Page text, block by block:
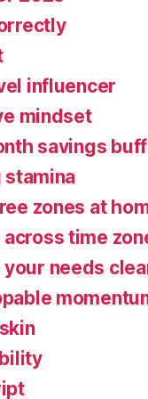
influencer
mindset
savings
zones at
time
needs